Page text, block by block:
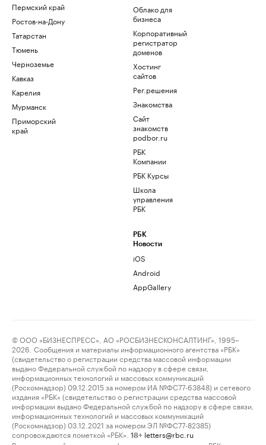
Пермский край
Ростов-на-Дону
Татарстан
Тюмень
Черноземье
Кавказ
Карелия
Мурманск
Приморский
край
Облако для
бизнеса
Корпоративный
регистратор
доменов
Хостинг
сайтов
Рег.решения
Знакомства
Сайт
знакомств
podbor.ru
РБК
Компании
РБК Курсы
Школа
управления
РБК
РБК
Новости
iOS
Android
AppGallery
© ООО «БИЗНЕСПРЕСС», АО «РОСБИЗНЕСКОНСАЛТИНГ», 1995–
2026. Сообщения и материалы информационного агентства «РБК»
(свидетельство о регистрации средства массовой информации
выдано Федеральной службой по надзору в сфере связи,
информационных технологий и массовых коммуникаций
(Роскомнадзор) 09.12.2015 за номером ИА №ФС77-63848) и сетевого
издания «РБК» (свидетельство о регистрации средства массовой
информации выдано Федеральной службой по надзору в сфере связи,
информационных технологий и массовых коммуникаций
(Роскомнадзор) 03.12.2021 за номером ЭЛ №ФС77-82385)
сопровождаются пометкой «РБК».
18+ letters@rbc.ru